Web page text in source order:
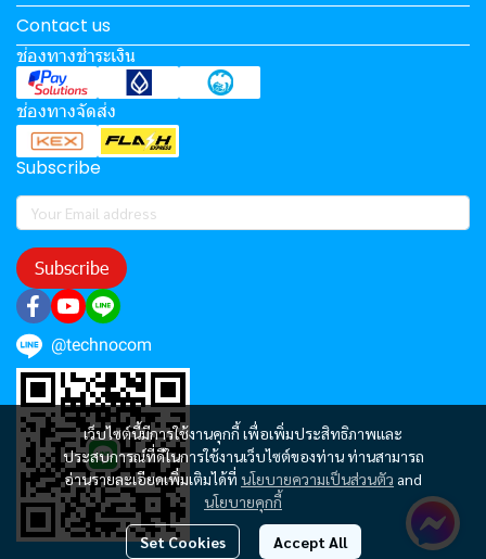
เว็บไซต์นี้มีการใช้งานคุกกี้ เพื่อเพิ่มประสิทธิภาพและ
ประสบการณ์ที่ดีในการใช้งานเว็บไซต์ของท่าน ท่านสามารถ
อ่านรายละเอียดเพิ่มเติมได้ที่ นโยบายความเป็นส่วนตัว and
นโยบายคุกกี้
Set Cookies Accept All
Contact us
ช่องทางชำระเงิน
ช่องทางจัดส่ง
Subscribe
Subscribe
@technocom